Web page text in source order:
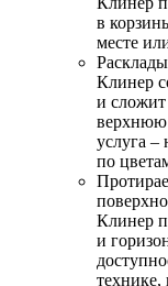
в
месте
Клинер
и сложит
верхнюю
услуга –
по
Клинер
и
технике,